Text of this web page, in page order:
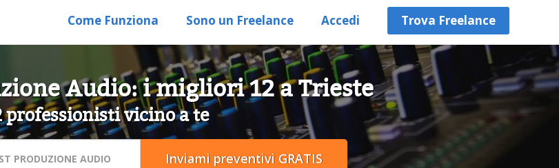
Come Funziona Sono un Freelance Accedi Trova Freelance
Audio: i migliori 12 a Trieste
professionisti vicino a te